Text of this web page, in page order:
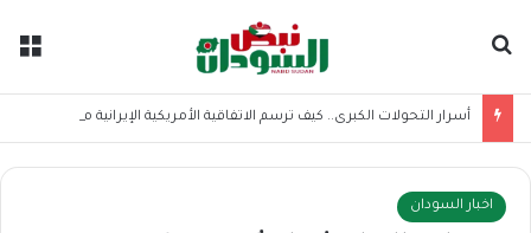
اخبار السودان